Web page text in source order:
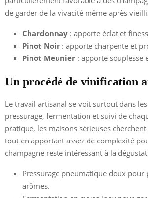
de garder de la vivacité même après
Chardonnay : apporte éclat et
Pinot Noir : apporte charpente et
Pinot Meunier : apporte souplesse
Un procédé de vinification
Le travail artisanal se voit surtout dans
pressurage, fermentation et suivi de
pratique, les maisons sérieuses
tout en apportant assez de complexité
champagne reste intéressant à la
Pressurage pneumatique doux pour
arômes.